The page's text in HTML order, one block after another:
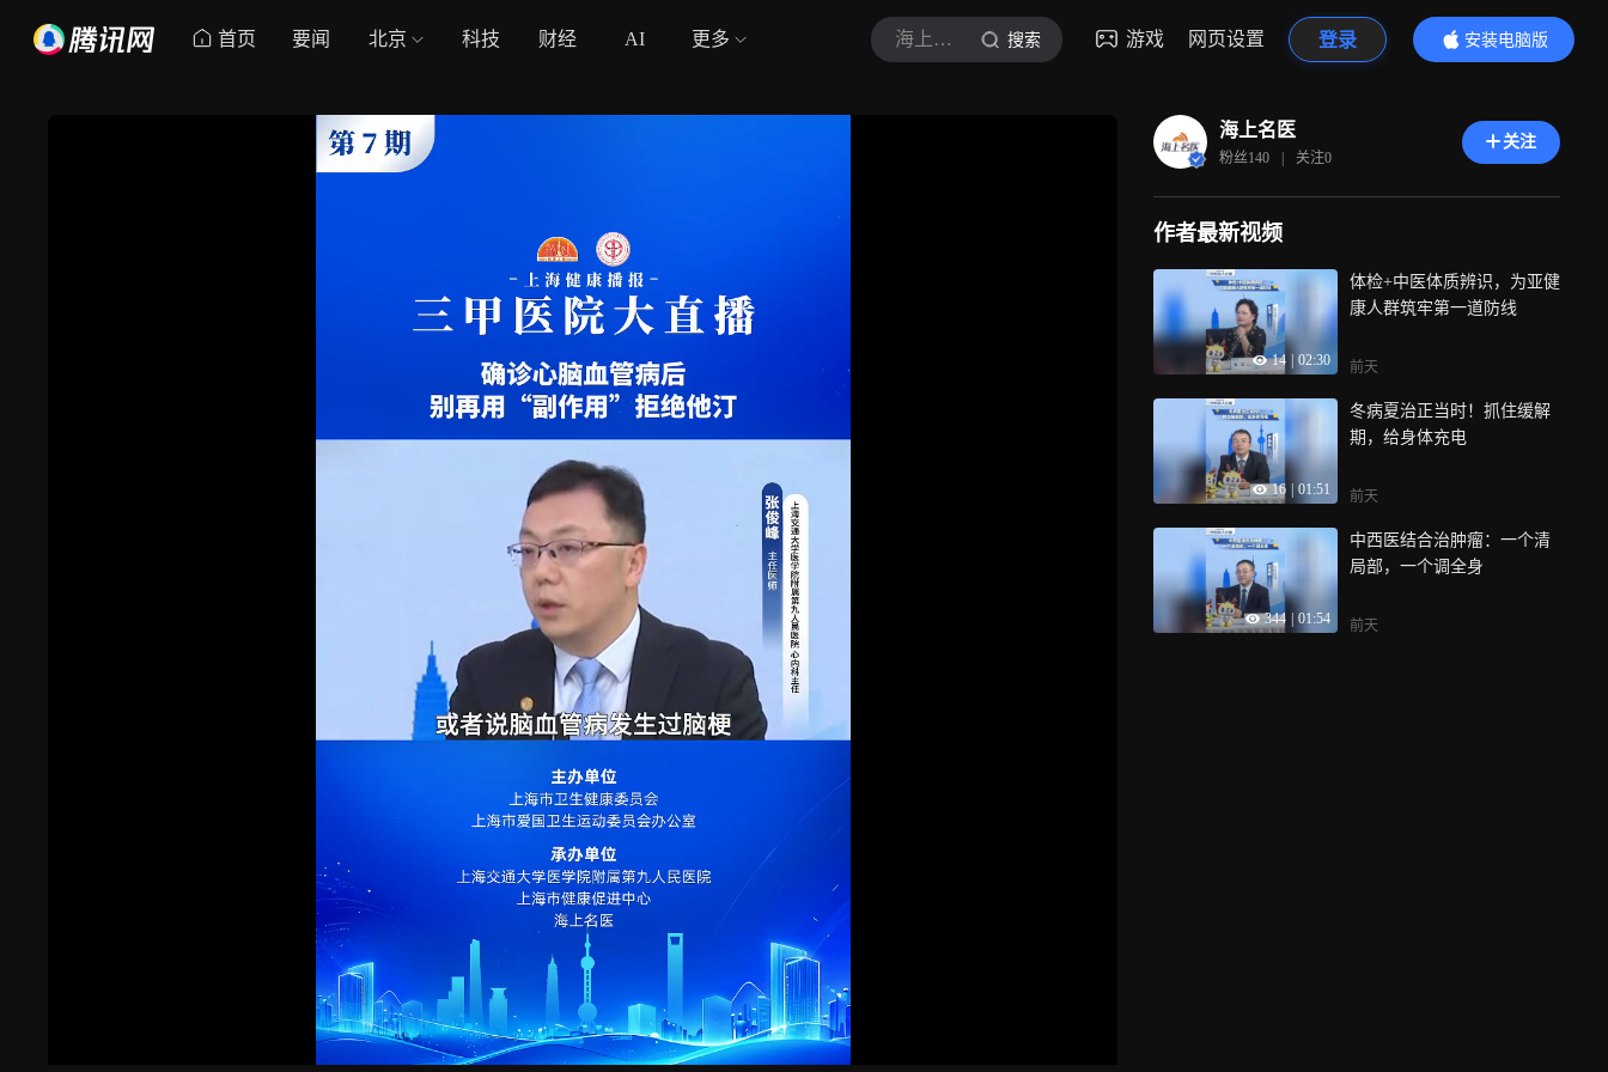
首页 要闻 北京 科技 财经 AI 更多 海上名医 搜索 游戏 网页设置 登录
安装电脑版
内容更精彩
海上名医
粉丝140 | 关注0
关注
作者最新视频
14 02:30
体检+中医体质辨识，为亚健
康人群筑牢第一道防线
前天
16 01:51
冬病夏治正当时！抓住缓解
期，给身体充电
前天
344 01:54
中西医结合治肿瘤：一个清
局部，一个调全身
前天